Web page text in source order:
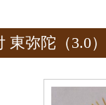
弥陀（3.0）